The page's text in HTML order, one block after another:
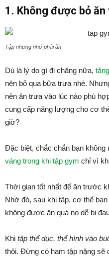
1. Không được bỏ
Tập nhưng nhớ phải ăn
Dù là lý do gì đi chăng nữa,
nên bỏ qua bữa trưa nhé.
nên ăn trưa vào lúc nào phù
cung cấp năng lượng cho cơ
giờ?
Đặc biệt, chắc chắn bạn không
váng trong khi tập gym chỉ vì
Thời gian tốt nhất để ăn trước
Nhờ đó, sau khi tập, cơ thể
không được ăn quá no dễ bị
Khi tập thể dục, thể hình vào
thôi. Đừng có ham tập nặng sẽ